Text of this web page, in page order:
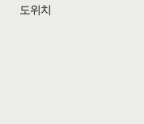
도위치